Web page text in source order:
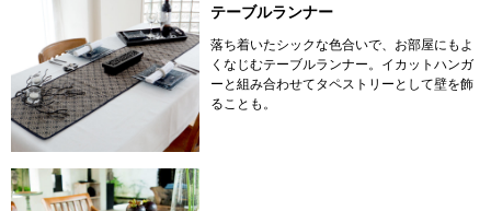
テーブルランナー
落ち着いたシックな色合いで、お部屋にもよ
くなじむテーブルランナー。イカットハンガ
ーと組み合わせてタペストリーとして壁を飾
ることも。